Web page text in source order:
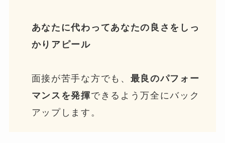
あなたに代わってあなたの良さをしっ
かりアピール
面接が苦手な方でも、 最良のパフォー
マンスを発揮できるよう万全にバック
アップします。